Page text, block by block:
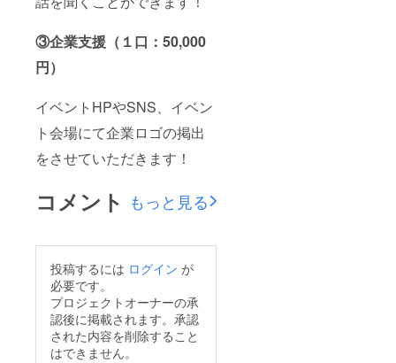
③企業支援（１口：50,000
円）
イベントHPやSNS、イベン
ト会場にて企業ロゴの掲出
をさせていただきます！
コメント もっと見る
投稿するには ログイン が
必要です。
プロジェクトオーナーの承
認後に掲載されます。承認
された内容を削除すること
はできません。